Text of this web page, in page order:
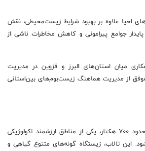
احیا علاوه بر بهبود شرایط زیست‌محیطی، نقش
جوامع پیرامونی و کاهش مخاطرات ناشی از
میان استان‌های البرز و قزوین در مدیریت
موفق از مدیریت هماهنگ زیست‌بوم‌های بین‌استانی
تالاب صالحیه با وسعت حدود ۷۰۰ هکتار، یکی از مناطق ارزشمند اکولوژیکی
این تالاب، زیستگاه گونه‌های متنوع گیاهی و